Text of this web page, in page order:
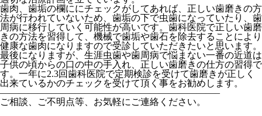
歯肉、歯垢の欄ににチェックがしてあれば、正しい歯磨きの方
法が行われていないため、歯垢の下で虫歯になっていたり、歯
周病に移行していく可能性が高いです。歯科医院で正しい歯磨
きの方法を習得して、機械で歯垢や歯石を除去することにより
健康な歯肉になりますので受診していただきたいと思います。
最後になりますが、生涯虫歯や歯周病で悩まない一番の近道は
子供の頃からの口の中の手入れ、正しい歯磨きの仕方の習得で
す。一年に2.3回歯科医院で定期検診を受けて歯磨きが正しく
出来ているかのチェックを受けて頂く事をお勧めします。
———————————————————————–
ご相談、ご不明点等、お気軽にご連絡ください。